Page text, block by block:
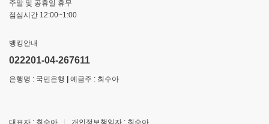
주말 및 공휴일 휴무
점심시간 12:00~1:00
뱅킹안내
022201-04-267611
은행명 : 국민은행 | 예금주 : 최수아
대표자 : 최수아 | 개인정보책임자 : 최수아